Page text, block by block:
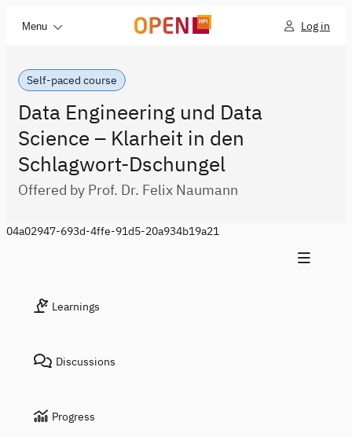
Menu Log in
Self-paced course
Data Engineering und Data
Science – Klarheit in den
Schlagwort-Dschungel
Offered by Prof. Dr. Felix Naumann
04a02947-693d-4ffe-91d5-20a934b19a21
Learnings
Discussions
Progress